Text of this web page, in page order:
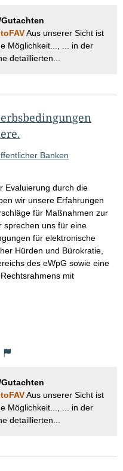
Aus unserer Sicht ist
Möglichkeit..., ... in der
detaillierten...
Banken
Evaluierung durch die
wir unsere Erfahrungen
für Maßnahmen zur
sprechen uns für eine
für elektronische
Hürden und Bürokratie,
des eWpG sowie eine
mit
Aus unserer Sicht ist
Möglichkeit..., ... in der
detaillierten...